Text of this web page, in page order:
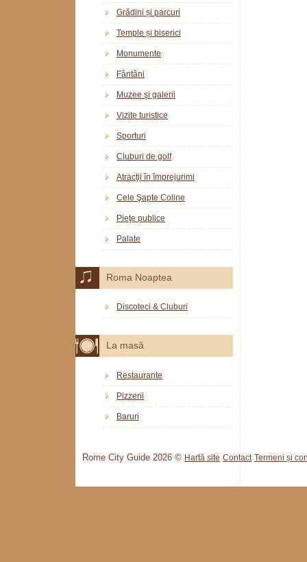
Grădini și parcuri
Temple și biserici
Monumente
Fântâni
Muzee şi galerii
Vizite turistice
Sporturi
Cluburi de golf
Atracţii în împrejurimi
Cele Şapte Coline
Pieţe publice
Palate
Roma Noaptea
Discoteci & Cluburi
La masă
Restaurante
Pizzerii
Baruri
Rome City Guide 2026 © Hartă site Contact Termeni și